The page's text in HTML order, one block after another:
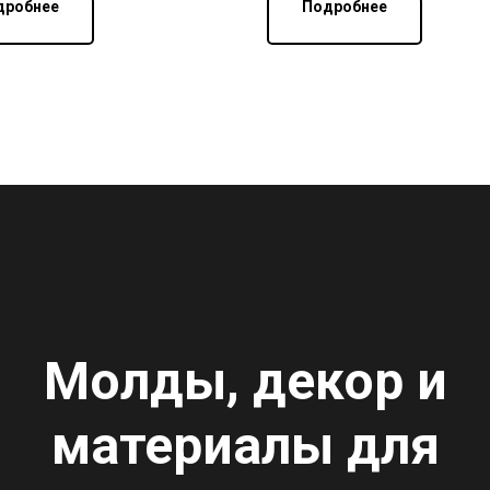
Подробнее
Молды, декор и
материалы для